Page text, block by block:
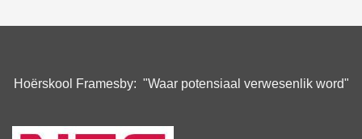
Hoërskool Framesby: "Waar potensiaal verwesenlik word"